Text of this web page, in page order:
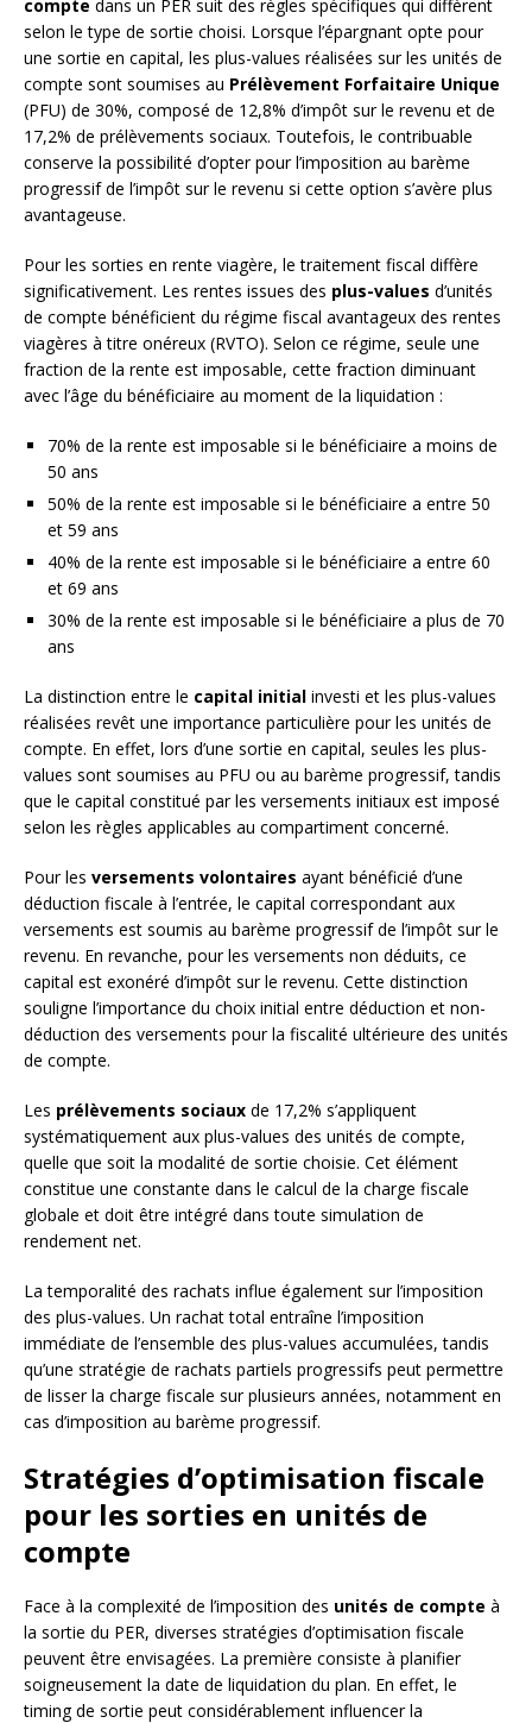
compte dans un PER suit des règles spécifiques qui diffèrent
selon le type de sortie choisi. Lorsque l’épargnant opte pour
une sortie en capital, les plus-values réalisées sur les unités de
compte sont soumises au Prélèvement Forfaitaire Unique
(PFU) de 30%, composé de 12,8% d’impôt sur le revenu et de
17,2% de prélèvements sociaux. Toutefois, le contribuable
conserve la possibilité d’opter pour l’imposition au barème
progressif de l’impôt sur le revenu si cette option s’avère plus
avantageuse.
Pour les sorties en rente viagère, le traitement fiscal diffère
significativement. Les rentes issues des plus-values d’unités
de compte bénéficient du régime fiscal avantageux des rentes
viagères à titre onéreux (RVTO). Selon ce régime, seule une
fraction de la rente est imposable, cette fraction diminuant
avec l’âge du bénéficiaire au moment de la liquidation :
70% de la rente est imposable si le bénéficiaire a moins de
50 ans
50% de la rente est imposable si le bénéficiaire a entre 50
et 59 ans
40% de la rente est imposable si le bénéficiaire a entre 60
et 69 ans
30% de la rente est imposable si le bénéficiaire a plus de 70
ans
La distinction entre le capital initial investi et les plus-values
réalisées revêt une importance particulière pour les unités de
compte. En effet, lors d’une sortie en capital, seules les plus-
values sont soumises au PFU ou au barème progressif, tandis
que le capital constitué par les versements initiaux est imposé
selon les règles applicables au compartiment concerné.
Pour les versements volontaires ayant bénéficié d’une
déduction fiscale à l’entrée, le capital correspondant aux
versements est soumis au barème progressif de l’impôt sur le
revenu. En revanche, pour les versements non déduits, ce
capital est exonéré d’impôt sur le revenu. Cette distinction
souligne l’importance du choix initial entre déduction et non-
déduction des versements pour la fiscalité ultérieure des unités
de compte.
Les prélèvements sociaux de 17,2% s’appliquent
systématiquement aux plus-values des unités de compte,
quelle que soit la modalité de sortie choisie. Cet élément
constitue une constante dans le calcul de la charge fiscale
globale et doit être intégré dans toute simulation de
rendement net.
La temporalité des rachats influe également sur l’imposition
des plus-values. Un rachat total entraîne l’imposition
immédiate de l’ensemble des plus-values accumulées, tandis
qu’une stratégie de rachats partiels progressifs peut permettre
de lisser la charge fiscale sur plusieurs années, notamment en
cas d’imposition au barème progressif.
Stratégies d’optimisation fiscale
pour les sorties en unités de
compte
Face à la complexité de l’imposition des unités de compte à
la sortie du PER, diverses stratégies d’optimisation fiscale
peuvent être envisagées. La première consiste à planifier
soigneusement la date de liquidation du plan. En effet, le
timing de sortie peut considérablement influencer la